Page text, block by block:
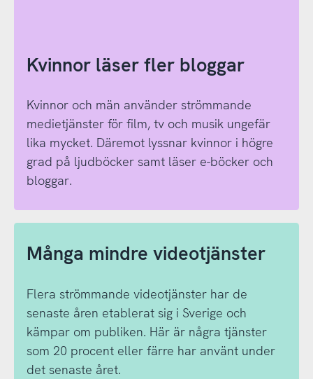
Kvinnor läser fler bloggar
Kvinnor och män använder strömmande
medietjänster för film, tv och musik ungefär
lika mycket. Däremot lyssnar kvinnor i högre
grad på ljudböcker samt läser e-böcker och
bloggar.
Många mindre videotjänster
Flera strömmande videotjänster har de
senaste åren etablerat sig i Sverige och
kämpar om publiken. Här är några tjänster
som 20 procent eller färre har använt under
det senaste året.